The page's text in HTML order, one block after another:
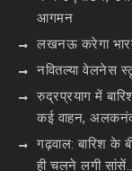
आगमन
लखनऊ करेगा भारत
नवितल्या वेलनेस
रुद्रप्रयाग में
कई वाहन,
गढ़वाल: बारिश के
ही चलने लगी